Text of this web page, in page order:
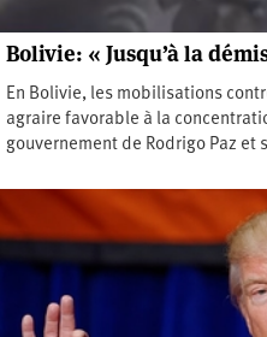
Bolivie: « Jusqu’à la
En Bolivie, les mobilisations
agraire favorable à la
gouvernement de Rodrigo Paz